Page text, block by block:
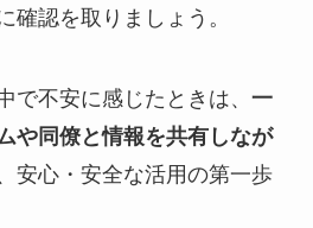
確認を取りましょう。
で不安に感じたときは、 一
や同僚と情報を共有しなが
安心・安全な活用の第一歩